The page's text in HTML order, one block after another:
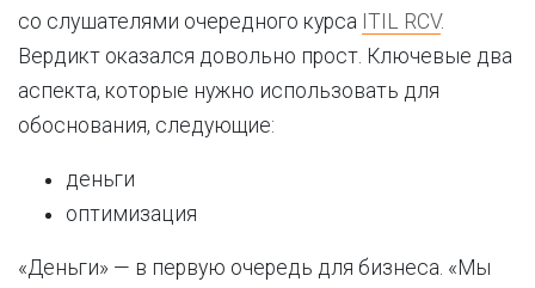
со слушателями очередного курса ITIL RCV.
Вердикт оказался довольно прост. Ключевые два
аспекта, которые нужно использовать для
обоснования, следующие:
деньги
оптимизация
«Деньги» — в первую очередь для бизнеса. «Мы